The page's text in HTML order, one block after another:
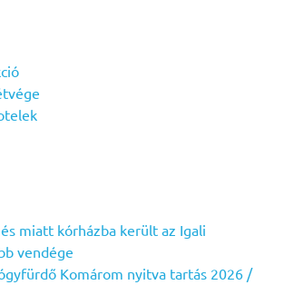
miatt kórházba került az Igali
vendége
Komárom nyitva tartás 2026 /